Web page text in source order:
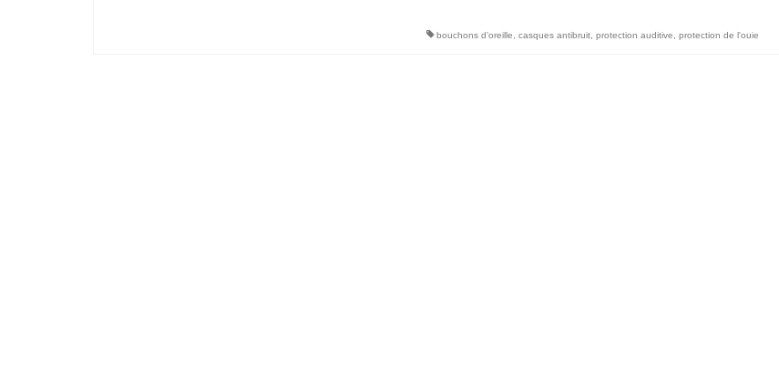
bouchons d’oreille casques antibruit, protection auditive protection de l'ouie